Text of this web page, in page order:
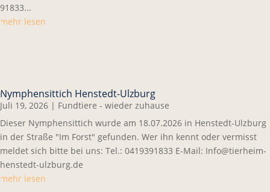
91833...
mehr lesen
Nymphensittich Henstedt-Ulzburg
Juli 19, 2026 | Fundtiere - wieder zuhause
Dieser Nymphensittich wurde am 18.07.2026 in Henstedt-Ulzburg
in der Straße "Im Forst" gefunden. Wer ihn kennt oder vermisst
meldet sich bitte bei uns: Tel.: 0419391833 E-Mail: Info@tierheim-
henstedt-ulzburg.de
mehr lesen